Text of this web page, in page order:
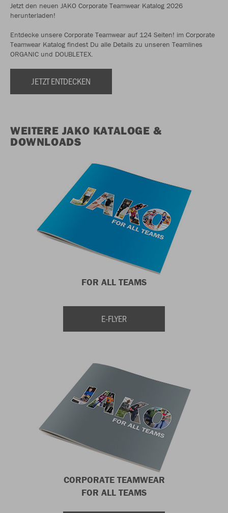
Jetzt den neuen JAKO Corporate Teamwear Katalog 2026
herunterladen!
Entdecke unsere Corporate Teamwear auf 124 Seiten! im Corporate
Teamwear Katalog findest Du alle Details zu unseren Teamlines
ORGANIC und DOUBLETEX.
JETZT ENTDECKEN
WEITERE JAKO KATALOGE &
DOWNLOADS
FOR ALL TEAMS
E-FLYER
CORPORATE TEAMWEAR
FOR ALL TEAMS